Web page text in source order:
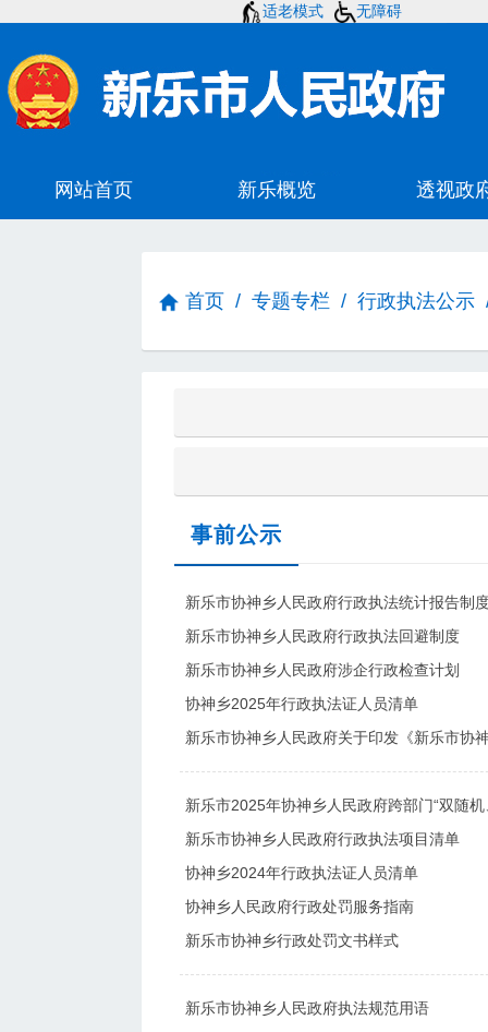
适老模式 无障碍
首页 / 专题专栏 / 行政执法公示
事前公示
新乐市协神乡人民政府行政执法统计报告制
新乐市协神乡人民政府行政执法回避制度
新乐市协神乡人民政府涉企行政检查计划
协神乡2025年行政执法证人员清单
新乐市2025年协神乡人民政府跨部门“双随
新乐市协神乡人民政府行政执法项目清单
协神乡2024年行政执法证人员清单
协神乡人民政府行政处罚服务指南
新乐市协神乡行政处罚文书样式
新乐市协神乡人民政府执法规范用语